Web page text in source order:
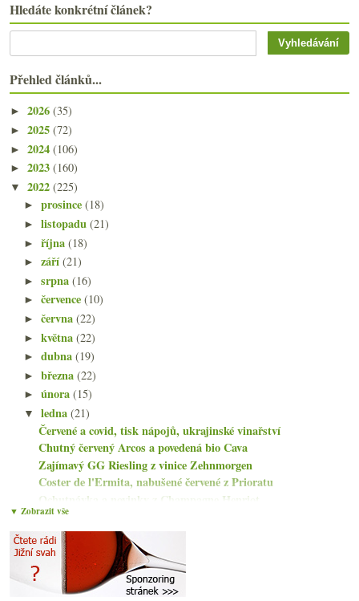
Hledáte konkrétní článek?
Přehled článků...
► 2026 (35)
► 2025 (72)
► 2024 (106)
► 2023 (160)
▼ 2022 (225)
►prosince(18)
►listopadu(21)
►října(18)
►září(21)
►srpna(16)
►července(10)
►června(22)
►května(22)
►dubna(19)
►března(22)
►února(15)
▼ledna(21)
Červené a covid, tisk nápojů, ukrajinské vinařství
Chutný červený Arcos a povedená bio Cava
Zajímavý GG Riesling z vinice Zehnmorgen
Coster de l'Ermita, nabušené červené z Prioratu
Ochutnávka a novinky z Champagne Henriot
Skvělý domácí Pinot a pekelná španělská Viura
Wine Independent, ProWein, Anthony Barton, Freixen...
Perseval-Farge s šardonkou z Chamery
Výtečný Riesling od vinařství Brennfleck
Frankovky od Bystřického a Heimanna
▼ Zobrazit vše